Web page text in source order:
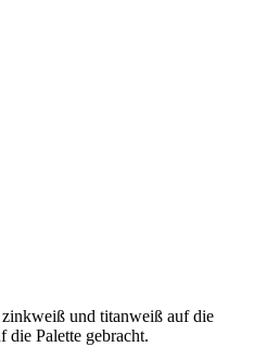
zinkweiß und titanweiß auf die
Palette gebracht.